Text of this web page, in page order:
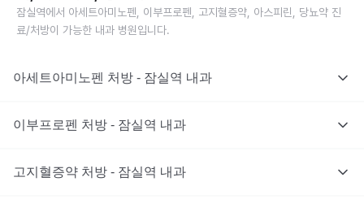
잠실역에서 아세트아미노펜, 이부프로펜, 고지혈증약, 아스피린, 당뇨약 진
료/처방이 가능한 내과 병원입니다.
아세트아미노펜 처방 - 잠실역 내과
이부프로펜 처방 - 잠실역 내과
고지혈증약 처방 - 잠실역 내과